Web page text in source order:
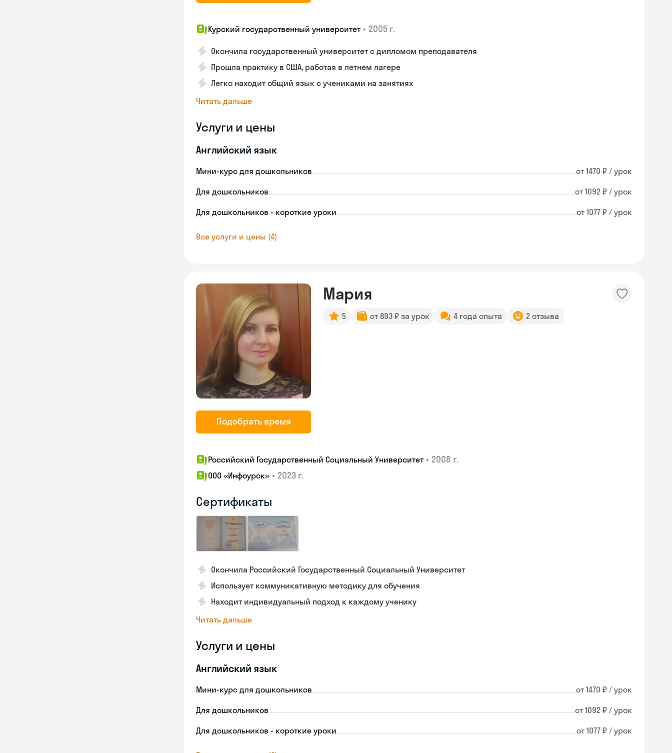
Курский государственный университет • 2005 г.
Окончила государственный университет с дипломом преподавателя
Прошла практику в США, работая в летнем лагере
Легко находит общий язык с учениками на занятиях
Читать дальше
Услуги и цены
Английский язык
Мини-курс для дошкольников от 1470 ₽ / урок
Для дошкольников от 1092 ₽ / урок
Для дошкольников - короткие уроки от 1077 ₽ / урок
Все услуги и цены (4)
Подобрать время
Мария
5 от 893 ₽ за урок 4 года опыта 2 отзыва
Российский Государственный Социальный Университет • 2008 г.
ООО «Инфоурок» • 2023 г.
Сертификаты
Окончила Российский Государственный Социальный Университет
Использует коммуникативную методику для обучения
Находит индивидуальный подход к каждому ученику
Читать дальше
Услуги и цены
Английский язык
Мини-курс для дошкольников от 1470 ₽ / урок
Для дошкольников от 1092 ₽ / урок
Для дошкольников - короткие уроки от 1077 ₽ / урок